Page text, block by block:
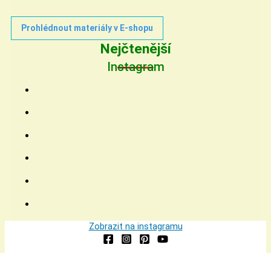
Prohlédnout materiály v E-shopu
Nejčtenější
Instagram
Zobrazit na instagramu